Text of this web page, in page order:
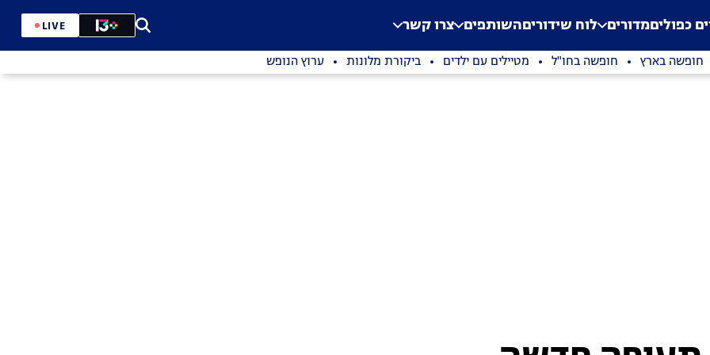
Application error: a
. כפוליםמדורים לוח שידוריםהשותפים צרו קשר LIVE
חופשה בארץ חופשה בחו"ל מטיילים עם ילדים ביקורת מלונות ערוץ הנופש